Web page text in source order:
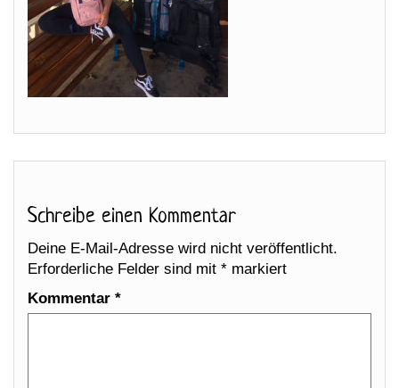
Schreibe einen Kommentar
Deine E-Mail-Adresse wird nicht veröffentlicht.
Erforderliche Felder sind mit * markiert
Kommentar *